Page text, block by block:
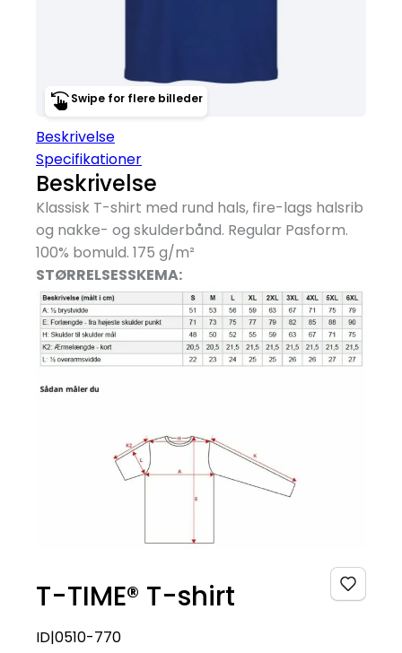
Swipe for flere billeder
Beskrivelse
Specifikationer
Beskrivelse
Klassisk T-shirt med rund hals, fire-lags halsrib
og nakke- og skulderbånd. Regular Pasform.
100% bomuld. 175 g/m²
STØRRELSESSKEMA:
T-TIME® T-shirt
ID|0510-770